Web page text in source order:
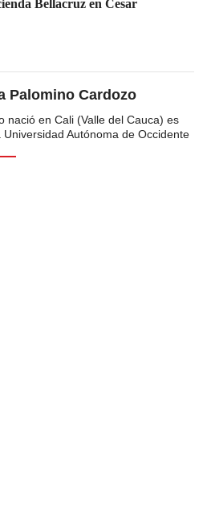
Bellacruz en Cesar
Palomino Cardozo
nació en Cali (Valle del Cauca) es
Autónoma de Occidente